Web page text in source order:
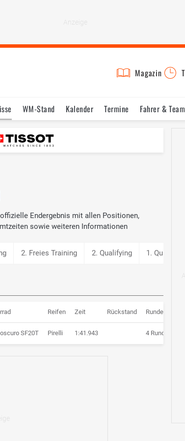
Magazin
WM-Stand Kalender Termine Fahrer &
Endergebnis mit allen Positionen,
sowie weiteren Informationen
2. Freies Training 2. Qualifying 1. Qualifying
Reifen Zeit Rückstand Runden
SF20T Pirelli 1:41.943 4 Runden